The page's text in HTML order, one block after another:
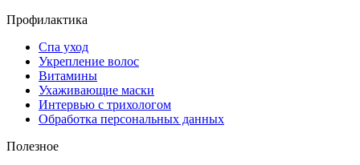
Профилактика
Спа уход
Укрепление волос
Витамины
Ухаживающие маски
Интервью с трихологом
Обработка персональных данных
Полезное